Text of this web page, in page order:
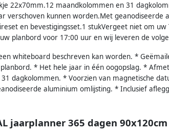
22x70mm.12 maandkolommen en 31
verschoven kunnen worden.Met geanodiseerde
en bevestigingsset.1 stukVergeet niet om
planbord voor 17:00 uur en wij leveren de
whiteboard beschreven kan worden. *
* Het hele jaar in één oogopslag. *
dagkolommen. * Voorzien van magnetische
aluminium omlijsting. * Inclusief
jaarplanner 365 dagen 90x120cm